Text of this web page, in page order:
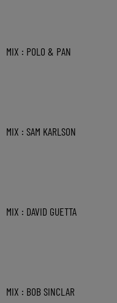
MIX : POLO & PAN
MIX : SAM KARLSON
MIX : DAVID GUETTA
MIX : BOB SINCLAR